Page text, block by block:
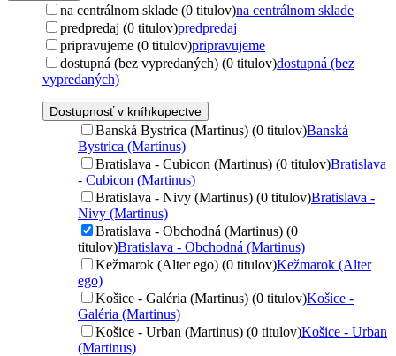
na centrálnom sklade (0 titulov)na centrálnom sklade
predpredaj (0 titulov)predpredaj
pripravujeme (0 titulov)pripravujeme
dostupná (bez vypredaných) (0 titulov)dostupná (bez
vypredaných)
Dostupnosť v kníhkupectve
Banská Bystrica (Martinus) (0 titulov)Banská
Bystrica (Martinus)
Bratislava - Cubicon (Martinus) (0 titulov)Bratislava
- Cubicon (Martinus)
Bratislava - Nivy (Martinus) (0 titulov)Bratislava -
Nivy (Martinus)
Bratislava - Obchodná (Martinus) (0
titulov)Bratislava - Obchodná (Martinus)
Kežmarok (Alter ego) (0 titulov)Kežmarok (Alter
ego)
Košice - Galéria (Martinus) (0 titulov)Košice -
Galéria (Martinus)
Košice - Urban (Martinus) (0 titulov)Košice - Urban
(Martinus)